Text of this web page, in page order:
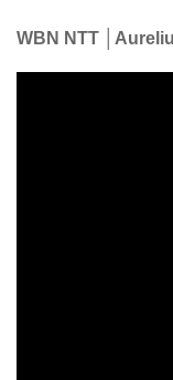
WBN NTT